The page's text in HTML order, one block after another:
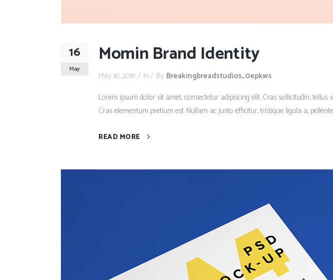
16
May
Momin Brand Identity
May 16, 2016 In By Breakingbreadstudios_0epkws
Lorem ipsum dolor sit amet, consectetur adipiscing elit. Cras sollicitudin,
Cras elementum pretium est. Nullam ac justo efficitur, tristique ligula a,
READ MORE